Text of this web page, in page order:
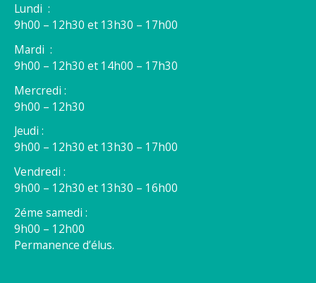
Lundi :
9h00 – 12h30 et 13h30 – 17h00
Mardi :
9h00 – 12h30 et 14h00 – 17h30
Mercredi :
9h00 – 12h30
Jeudi :
9h00 – 12h30 et 13h30 – 17h00
Vendredi :
9h00 – 12h30 et 13h30 – 16h00
2éme samedi :
9h00 – 12h00
Permanence d’élus.